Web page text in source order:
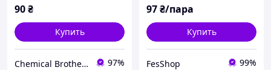
90₴
Купить
Chemical Brothers 97%
97₴/пара
Купить
FesShop 99%